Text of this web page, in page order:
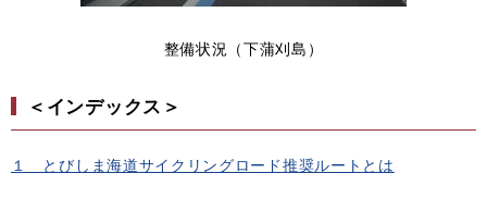
整備状況（下蒲刈島）
＜インデックス＞
１ とびしま海道サイクリングロード推奨ルートとは